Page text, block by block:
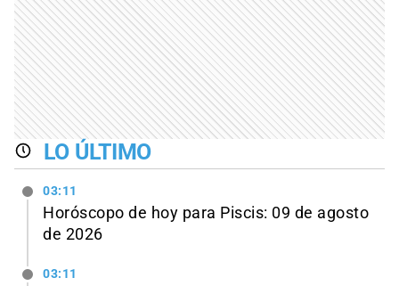
LO ÚLTIMO
03:11
Horóscopo de hoy para Piscis: 09 de agosto
de 2026
03:11